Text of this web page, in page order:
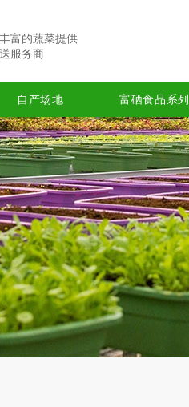
富的蔬菜提供
服务商
自产场地 富硒食品系列